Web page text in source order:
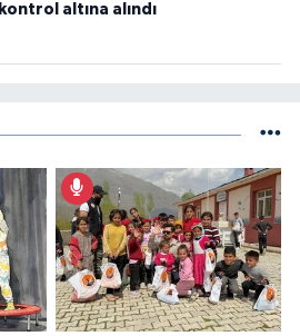
kontrol altına alındı